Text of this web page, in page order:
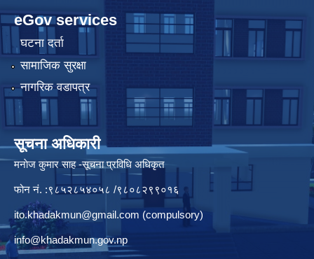
eGov services
घटना दर्ता
सामाजिक सुरक्षा
नागरिक वडापत्र
सूचना अधिकारी
मनाेज कुमार साह -सूचना प्रविधि अधिकृत
फोन नं. :९८५२८५४०५८ /९८०८२९९०१६
ito.khadakmun@gmail.com (compulsory)
info@khadakmun.gov.np